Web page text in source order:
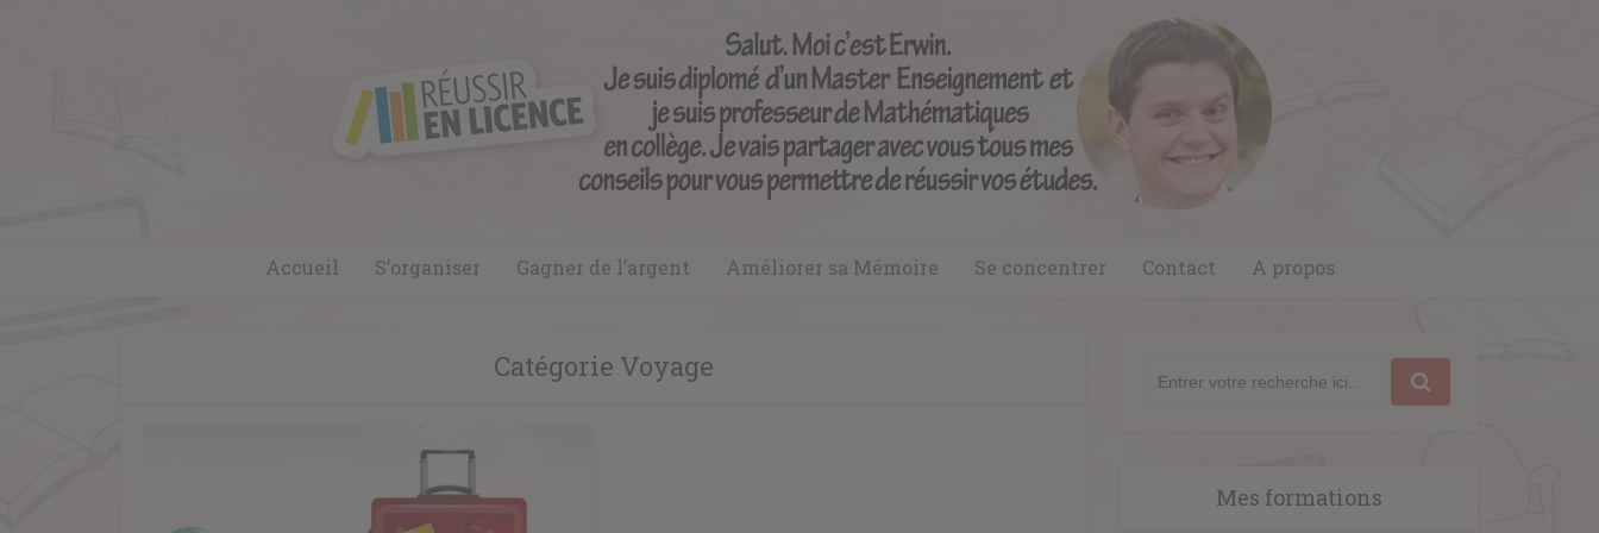
Accueil S’organiser Gagner de l’argent Améliorer sa Mémoire Se concentrer Contact A propos
Catégorie Voyage
Mes formations